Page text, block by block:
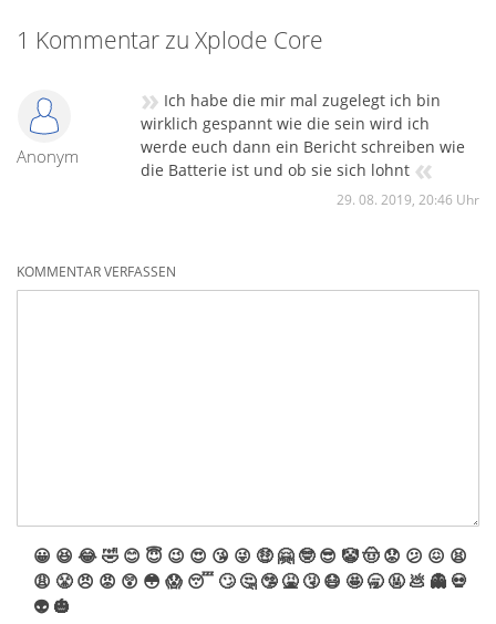
1 Kommentar zu Xplode Core
Anonym
» Ich habe die mir mal zugelegt ich bin
wirklich gespannt wie die sein wird ich
werde euch dann ein Bericht schreiben wie
die Batterie ist und ob sie sich lohnt «
29. 08. 2019, 20:46 Uhr
KOMMENTAR VERFASSEN
😀 😆 😂🤣 😊 😇 😉 😍 😘 😜 🤑 🤗 🤓 😎 🤡🤠 😟 😕 😖 😫
😩 😤 😠 😡 😲 😳 😱 😴 🙄 🤔 🤥 🤮 🤧 😷 🤩 🥱 🤬 💩 👻 💀
👽 🎃